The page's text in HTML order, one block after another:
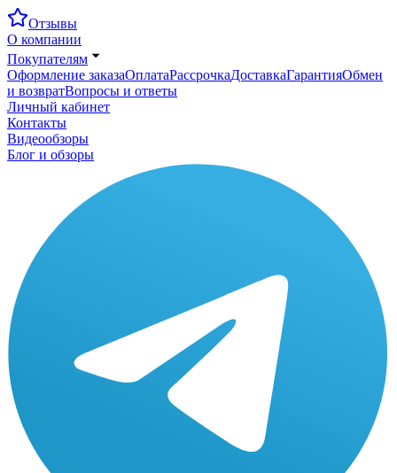
Отзывы
О компании
Покупателям
Оформление заказаОплатаРассрочкаДоставкаГарантияОбмен
и возвратВопросы и ответы
Личный кабинет
Контакты
Видеообзоры
Блог и обзоры